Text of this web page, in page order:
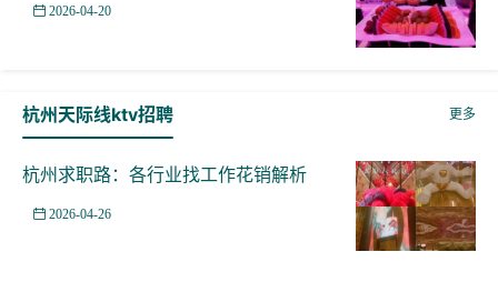
2026-04-20
杭州天际线ktv招聘 更多
杭州求职路：各行业找工作花销解析
2026-04-26